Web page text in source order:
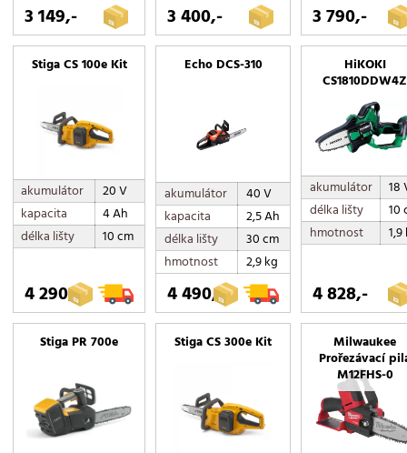
3 149,- 3 400,- 3 790,-
Stiga CS 100e Kit
akumulátor
20 V
kapacita
4 Ah
délka lišty
10 cm
4 290,-
Echo DCS-310
akumulátor
40 V
kapacita
2,5 Ah
délka lišty
30 cm
hmotnost
2,9 kg
4 490,-
HiKOKI
CS1810DDW4Z
akumulátor
18
délka lišty
10
hmotnost
4 828,-
Stiga PR 700e Stiga CS 300e Kit Milwaukee
Prořezávací
M12FHS-0